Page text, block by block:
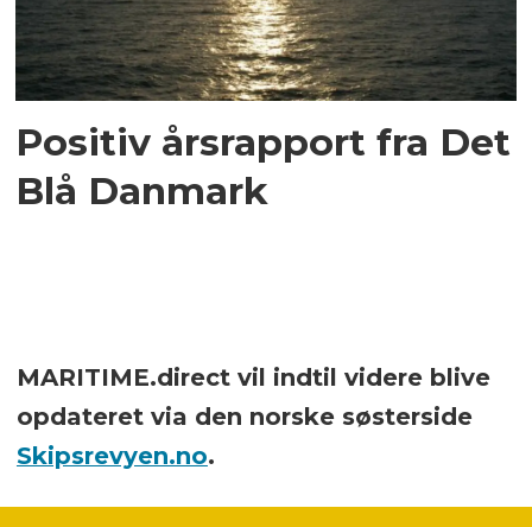
Positiv årsrapport fra Det
Blå Danmark
MARITIME.direct vil indtil videre blive
opdateret via den norske søsterside
Skipsrevyen.no.